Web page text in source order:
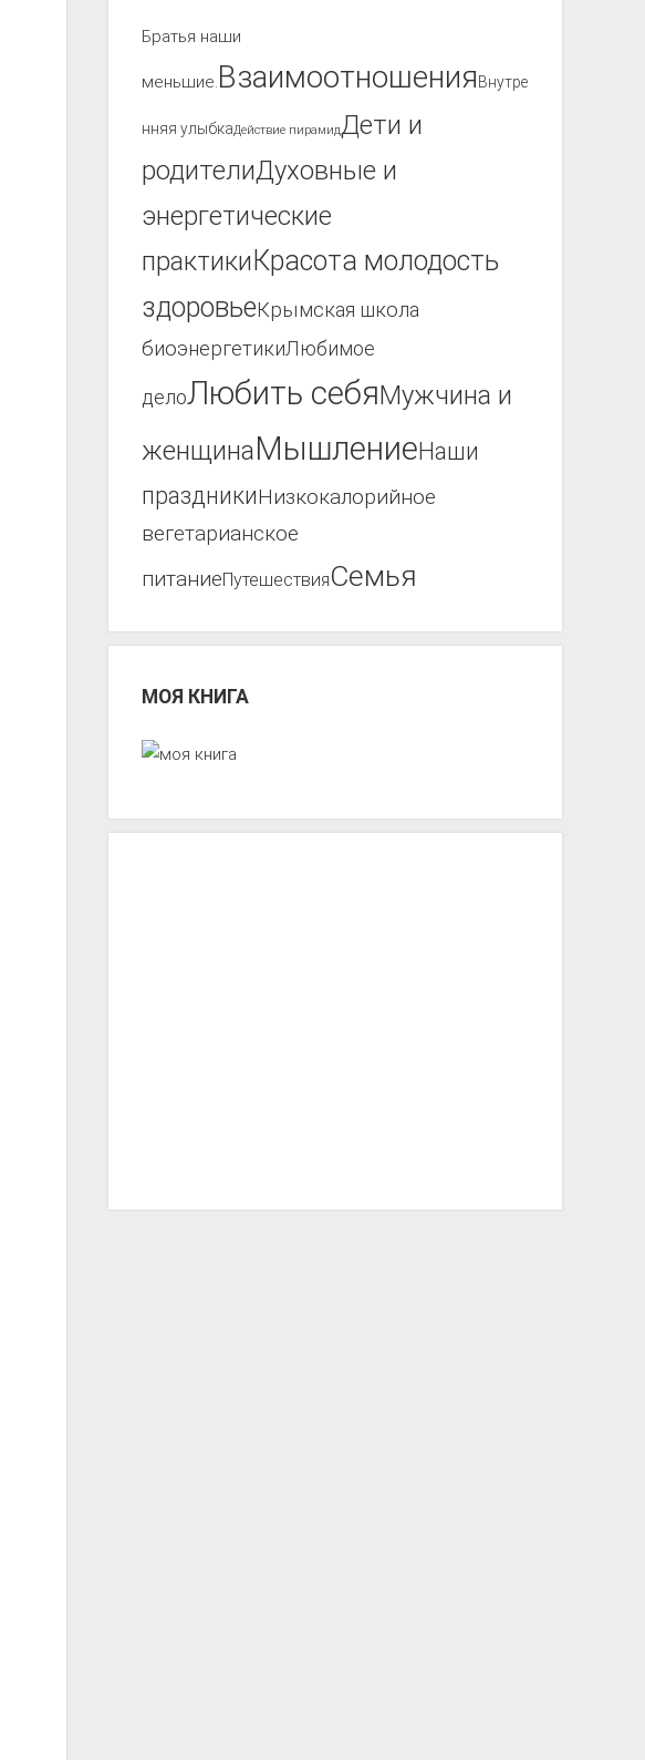
Братья наши
меньшие.Взаимоотношения Внутре
нняя улыбкаДействие пирамидДети и
родителиДуховные и
энергетические
практики Красота молодость
здоровьеКрымская школа
биоэнергетикиЛюбимое
делоЛюбить себяМужчина и
женщинаМышлениеНаши
праздникиНизкокалорийное
вегетарианское
питаниеПутешествияСемья
МОЯ КНИГА